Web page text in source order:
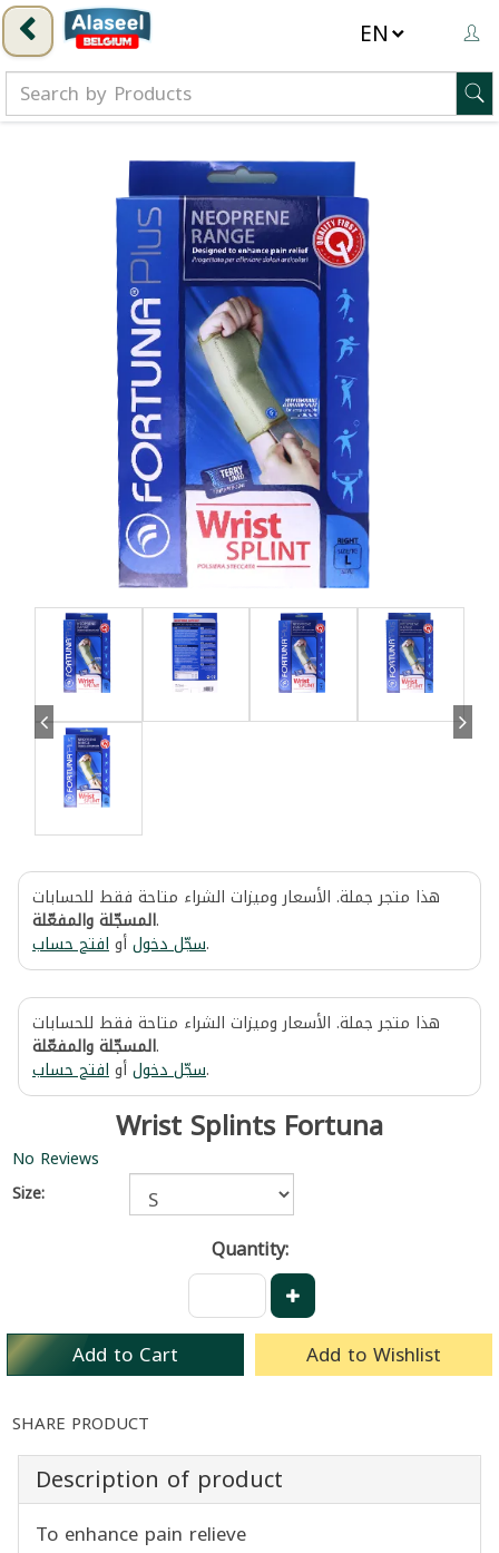
هذا متجر جملة. الأسعار وميزات الشراء متاحة فقط للحسابات
المسجّلة والمفعّلة.
سجّل دخولأوافتح حساب .
هذا متجر جملة. الأسعار وميزات الشراء متاحة فقط للحسابات
المسجّلة والمفعّلة.
سجّل دخولأوافتح حساب .
Wrist Splints Fortuna
No Reviews
Size:
Quantity:
Add to Cart Add to Wishlist
SHARE PRODUCT
Description of product
To enhance pain relieve